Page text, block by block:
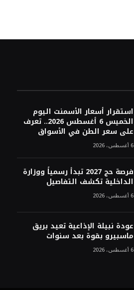
استقرار أسعار الأسمنت اليوم
الخميس 6 أغسطس 2026.. تعرف
على سعر الطن في الأسواق
6 أغسطس، 2026
فرصة حج 2027 تبدأ رسمياً ووزارة
الداخلية تكشف التفاصيل
6 أغسطس، 2026
عودة نبيلة الإذاعية تعيد بريق
ماسبيرو بقوة بعد سنوات
6 أغسطس، 2026